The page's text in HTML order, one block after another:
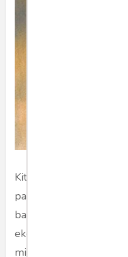
Kita harus sungguh
pantat dan feodal ini
bangsa kita. Kita akan
ekonomi yang amat
miskin. Kita tetap akan